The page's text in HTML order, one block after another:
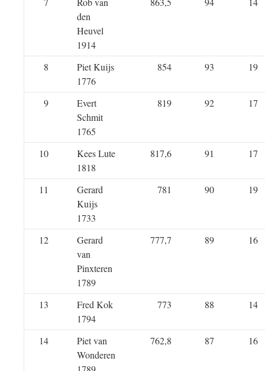
den
Heuvel
1914
8
Piet Kuijs
1776
854 93 19
9
Evert
Schmit
1765
819 92 17
10
Kees Lute
1818
817,6 91 17
11
Gerard
Kuijs
1733
781 90 19
12
Gerard
van
Pinxteren
1789
777,7 89 16
13
Fred Kok
1794
773 88 14
14
Piet van
Wonderen
762,8 87 16